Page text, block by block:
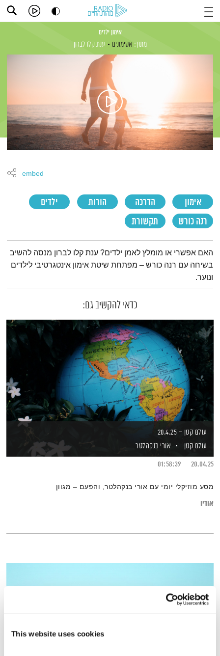
This website uses cookies
אימון ילדים
מתוך: אסימונים ענת קלו לברון
אימון הדרכה הורות
ילדים
רנה כורש
תקשורת
embed
תמצית הפודקאסט
האם אפשרי או מומלץ לאמן ילדים? ענת קלו לברון מנסה להשיב
בשיחה עם רנה כורש – מפתחת שיטת אימון אינטגרטיבי לילדים
ונוער.
כדאי להקשיב גם:
עולם קטן – 20.4.25
עולם קטן
אורי בנקהלטר
20.04.25
01:58:39
מסע מוזיקלי יומי עם אורי בנקהלטר, והפעם – מגוון
אודיו